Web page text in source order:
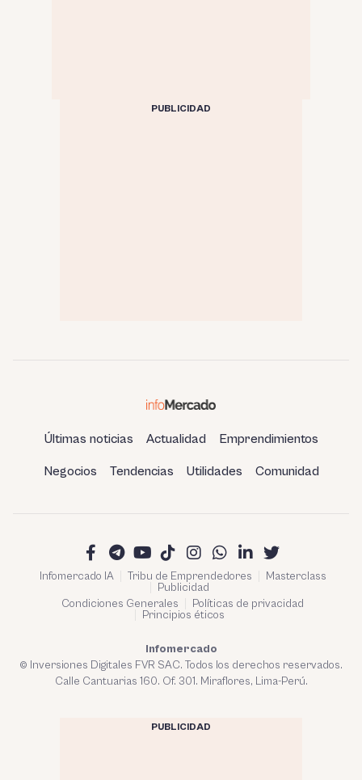
PUBLICIDAD
Últimas noticias Actualidad Emprendimientos
Negocios Tendencias Utilidades Comunidad
Infomercado IA Tribu de Emprendedores
Masterclass
Publicidad
Condiciones Generales
Políticas de privacidad
Principios éticos
Infomercado
© Inversiones Digitales FVR SAC. Todos los derechos reservados.
Calle Cantuarias 160. Of. 301. Miraflores, Lima-Perú.
PUBLICIDAD